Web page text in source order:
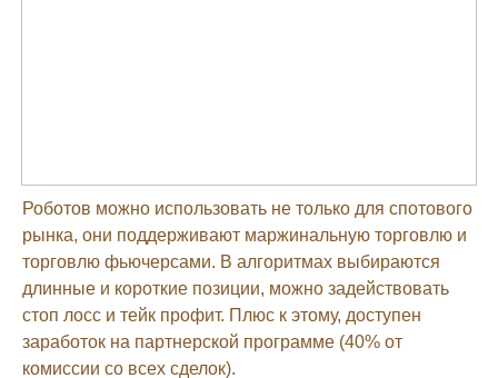
Роботов можно использовать не только для спотового
рынка, они поддерживают маржинальную торговлю и
торговлю фьючерсами. В алгоритмах выбираются
длинные и короткие позиции, можно задействовать
стоп лосс и тейк профит. Плюс к этому, доступен
заработок на партнерской программе (40% от
комиссии со всех сделок).